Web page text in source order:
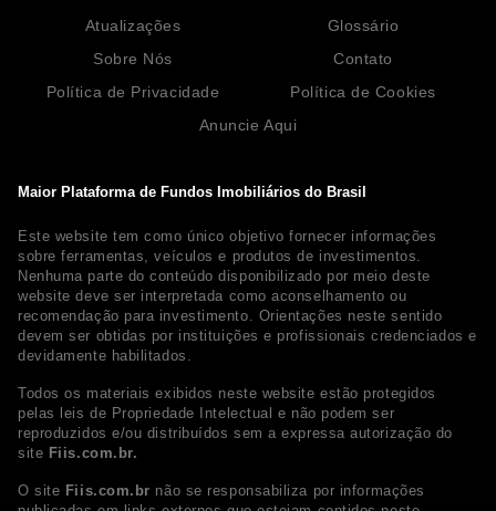
Maior Plataforma de Fundos Imobiliários do Brasil
Este website tem como único objetivo fornecer informações
sobre ferramentas, veículos e produtos de investimentos.
Nenhuma parte do conteúdo disponibilizado por meio deste
website deve ser interpretada como aconselhamento ou
recomendação para investimento. Orientações neste sentido
devem ser obtidas por instituições e profissionais credenciados e
devidamente habilitados.
Todos os materiais exibidos neste website estão protegidos
pelas leis de Propriedade Intelectual e não podem ser
reproduzidos e/ou distribuídos sem a expressa autorização do
site Fiis.com.br.
O site Fiis.com.br não se responsabiliza por informações
Atualizações
Glossário
Sobre Nós
Contato
Política de Privacidade
Política de Cookies
Anuncie Aqui